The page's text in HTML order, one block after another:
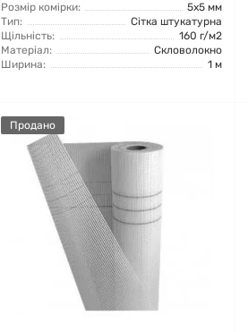
Розмір комірки:
5x5 мм
Тип:
Сітка штукатурна
Щільність:
160 г/м2
Матеріал:
Скловолокно
Ширина:
1 м
Продано